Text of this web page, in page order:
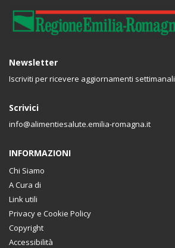
Newsletter
Iscriviti per ricevere aggiornamenti settimanali
Scrivici
info@alimentiesalute.emilia-romagna.it
INFORMAZIONI
Chi Siamo
A Cura di
Link utili
Privacy e Cookie Policy
Copyright
Accessibilità